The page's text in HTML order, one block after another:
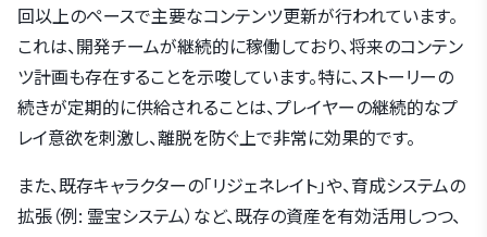
回以上のペースで主要なコンテンツ更新が行われています。
これは、開発チームが継続的に稼働しており、将来のコンテン
ツ計画も存在することを示唆しています。特に、ストーリーの
続きが定期的に供給されることは、プレイヤーの継続的なプ
レイ意欲を刺激し、離脱を防ぐ上で非常に効果的です。
また、既存キャラクターの「リジェネレイト」や、育成システムの
拡張（例: 霊宝システム）など、既存の資産を有効活用しつつ、